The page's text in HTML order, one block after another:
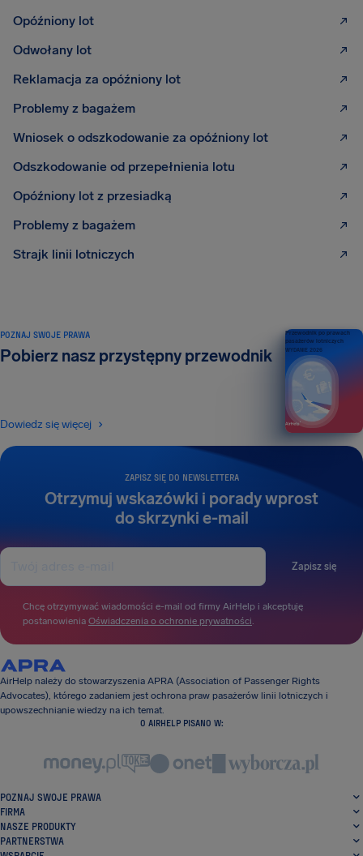
Opóźniony lot
Odwołany lot
Reklamacja za opóźniony lot
Problemy z bagażem
Wniosek o odszkodowanie za opóźniony lot
Odszkodowanie od przepełnienia lotu
Opóźniony lot z przesiadką
Problemy z bagażem
Strajk linii lotniczych
ZAPISZ SIĘ DO NEWSLETTERA
Otrzymuj wskazówki i porady wprost
do skrzynki e-mail
Zapisz się
Chcę otrzymywać wiadomości e-mail od firmy AirHelp i akceptuję
postanowienia Oświadczenia o ochronie prywatności.
POZNAJ SWOJE PRAWA
Pobierz nasz przystępny przewodnik
Dowiedz się więcej
Przewodnik po prawach
pasażerów lotniczych
WYDANIE 2026
AirHelp należy do stowarzyszenia APRA (Association of Passenger Rights
Advocates), którego zadaniem jest ochrona praw pasażerów linii lotniczych i
upowszechnianie wiedzy na ich temat.
O AIRHELP PISANO W:
POZNAJ SWOJE PRAWA
FIRMA
NASZE PRODUKTY
PARTNERSTWA